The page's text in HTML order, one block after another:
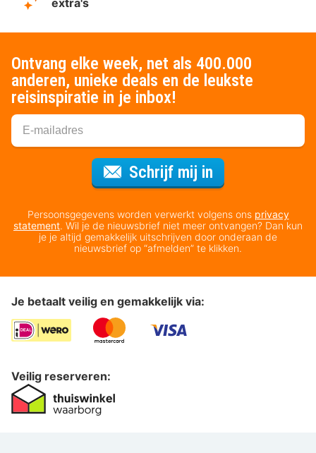
Ontvang elke week, net als 400.000
anderen, unieke deals en de leukste
reisinspiratie in je inbox!
Schrijf mij in
Persoonsgegevens worden verwerkt volgens ons privacy
statement. Wil je de nieuwsbrief niet meer ontvangen? Dan kun
je je altijd gemakkelijk uitschrijven door onderaan de
nieuwsbrief op “afmelden” te klikken.
Je betaalt veilig en gemakkelijk via:
Veilig reserveren: